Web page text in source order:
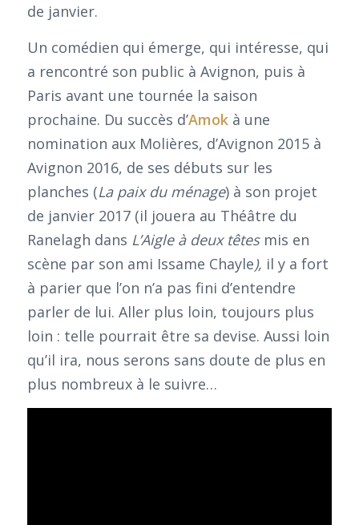
de janvier.
Un comédien qui émerge, qui intéresse, qui
a rencontré son public à Avignon, puis à
Paris avant une tournée la saison
prochaine. Du succès d’Amokà une
nomination aux Molières, d’Avignon 2015 à
Avignon 2016, de ses débuts sur les
planches (La paix du ménage) à son projet
de janvier 2017 (il jouera au Théâtre du
Ranelagh dans L’Aigle à deux têtes mis en
scène par son ami Issame Chayle), il y a fort
à parier que l’on n’a pas fini d’entendre
parler de lui. Aller plus loin, toujours plus
loin : telle pourrait être sa devise. Aussi loin
qu’il ira, nous serons sans doute de plus en
plus nombreux à le suivre…